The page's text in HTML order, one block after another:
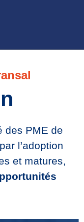
des PME de
l’adoption
et matures,